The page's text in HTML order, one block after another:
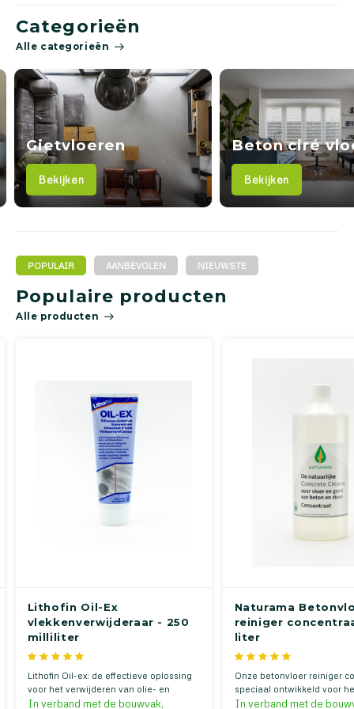
Categorieën
Alle categorieën
Beton ciré vloeren
Bekijken
Gevlinderde
betonvloeren
Bekijken
POPULAIR AANBEVOLEN NIEUWSTE
Populaire producten
Alle producten
Lithofin Oil-Ex
vlekkenverwijderaar - 250
milliliter
Lithofin Oil-ex: de effectieve oplossing
voor het verwijderen van olie- en
vetvlekken op natuursteen en beton.
In verband met de bouwvak,
Naturama
reiniger
liter
Onze betonvloer reiniger
speciaal ontwikkeld voor
reinigen van betonvloeren,
In verband met de